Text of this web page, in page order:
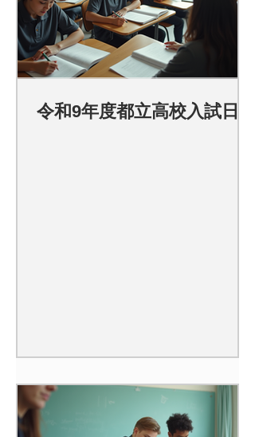
令和9年度都立高校入試日程